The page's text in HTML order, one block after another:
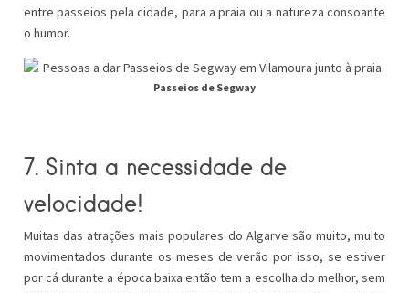
entre passeios pela cidade, para a praia ou a natureza consoante
o humor.
Passeios de Segway
7. Sinta a necessidade de
velocidade!
Muitas das atrações mais populares do Algarve são muito, muito
movimentados durante os meses de verão por isso, se estiver
por cá durante a época baixa então tem a escolha do melhor, sem